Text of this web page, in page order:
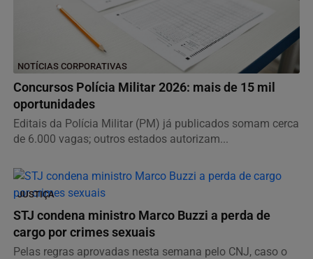
NOTÍCIAS CORPORATIVAS
Concursos Polícia Militar 2026: mais de 15 mil
oportunidades
Editais da Polícia Militar (PM) já publicados somam cerca
de 6.000 vagas; outros estados autorizam...
JUSTIÇA
STJ condena ministro Marco Buzzi a perda de
cargo por crimes sexuais
Pelas regras aprovadas nesta semana pelo CNJ, caso o